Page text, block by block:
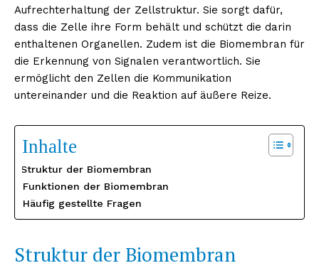
Aufrechterhaltung der Zellstruktur. Sie sorgt dafür,
dass die Zelle ihre Form behält und schützt die darin
enthaltenen Organellen. Zudem ist die Biomembran für
die Erkennung von Signalen verantwortlich. Sie
ermöglicht den Zellen die Kommunikation
untereinander und die Reaktion auf äußere Reize.
Inhalte
Struktur der Biomembran
Funktionen der Biomembran
Häufig gestellte Fragen
Struktur der Biomembran